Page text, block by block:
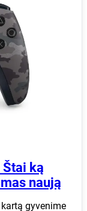
ką
naują
gyvenime